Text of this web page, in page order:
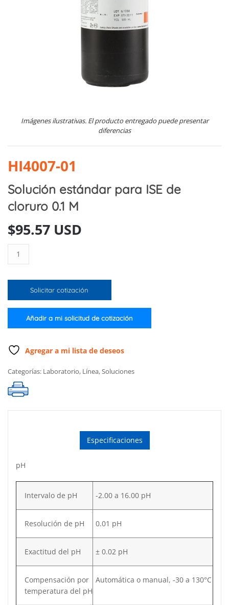
Imágenes ilustrativas. El producto entregado puede presentar
diferencias
HI4007-01
Solución estándar para ISE de
cloruro 0.1 M
$95.57 USD
estándar
ISE
M
Solicitar cotización
Añadir a mi solicitud de cotización
Agregar a mi lista de deseos
Categorías: Laboratorio, Línea,Soluciones
Especificaciones
pH
Intervalo de pH -2.00 a 16.00 pH
Resolución de pH 0.01 pH
Exactitud del pH ± 0.02 pH
Compensación por
temperatura del pH
Automática o manual, -30 a 130°C